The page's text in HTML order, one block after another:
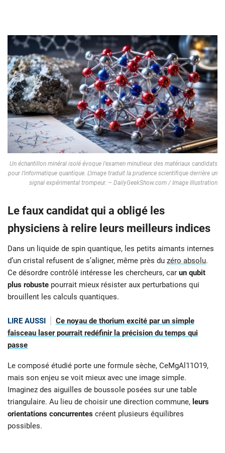
Un échantillon minéral isolé évoque l’examen minutieux des matériaux candidats
pour l’informatique quantique. L’image traduit la prudence scientifique derrière un
signal expérimental trompeur. – DailyGeekShow.com / Image Illustration
Le faux candidat qui a obligé les
physiciens à relire leurs meilleurs indices
Dans un liquide de spin quantique, les petits aimants internes
d’un cristal refusent de s’aligner, même près du zéro absolu.
Ce désordre contrôlé intéresse les chercheurs, car un qubit
plus robuste pourrait mieux résister aux perturbations qui
brouillent les calculs quantiques.
LIRE AUSSI
Ce noyau de thorium excité par un simple
faisceau laser pourrait redéfinir la précision du temps qui
passe
Le composé étudié porte une formule sèche, CeMgAl11O19,
mais son enjeu se voit mieux avec une image simple.
Imaginez des aiguilles de boussole posées sur une table
triangulaire. Au lieu de choisir une direction commune, leurs
orientations concurrentes créent plusieurs équilibres
possibles.